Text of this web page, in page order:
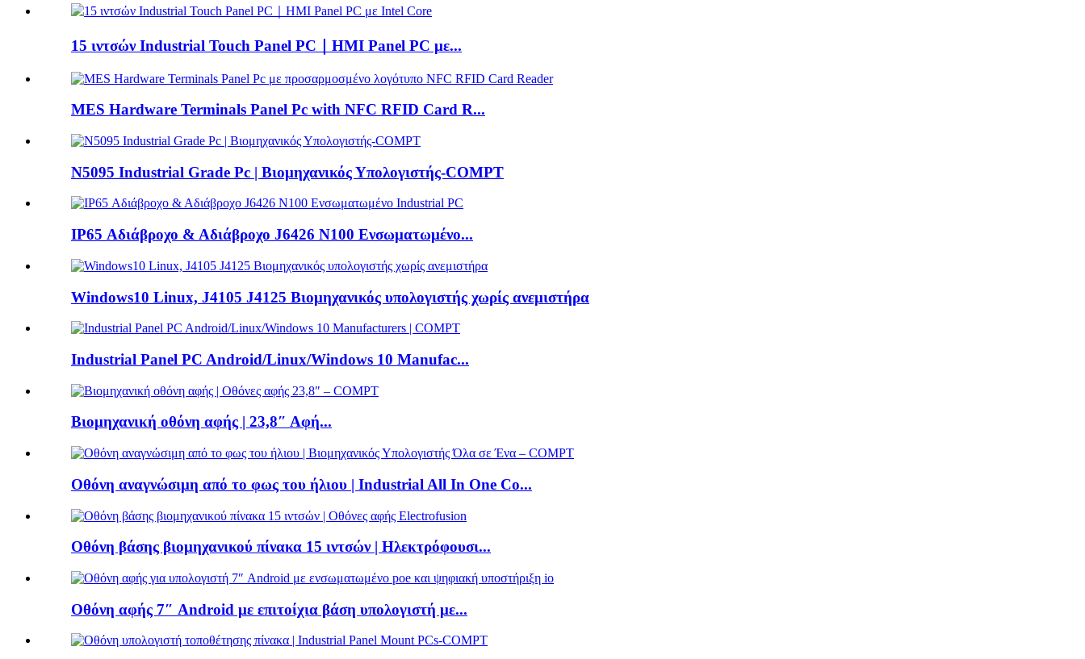
15 ιντσών Industrial Touch Panel PC｜HMI Panel PC με...
MES Hardware Terminals Panel Pc with NFC RFID Card R...
N5095 Industrial Grade Pc | Βιομηχανικός Υπολογιστής-COMPT
IP65 Αδιάβροχο & Αδιάβροχο J6426 N100 Ενσωματωμένο...
Windows10 Linux, J4105 J4125 Βιομηχανικός υπολογιστής χωρίς ανεμιστήρα
Industrial Panel PC Android/Linux/Windows 10 Manufac...
Βιομηχανική οθόνη αφής | 23,8″ Αφή...
Οθόνη αναγνώσιμη από το φως του ήλιου | Industrial All In One Co...
Οθόνη βάσης βιομηχανικού πίνακα 15 ιντσών | Ηλεκτρόφουσι...
Οθόνη αφής 7″ Android με επιτοίχια βάση υπολογιστή με...